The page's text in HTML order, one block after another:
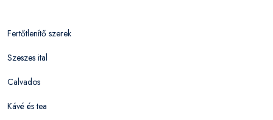
Fertőtlenítő szerek
Szeszes ital
Calvados
Kávé és tea